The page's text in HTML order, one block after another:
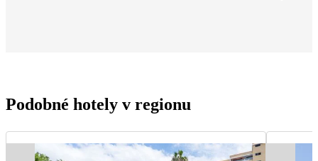
Podobné hotely v regionu